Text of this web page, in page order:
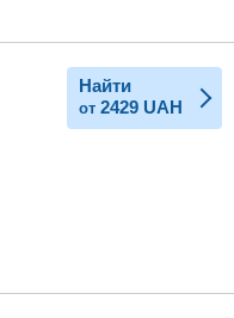
Найти
от 2429 UAH